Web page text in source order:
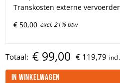
Transkosten externe
€ 50,00 excl. 21% btw
Totaal: € 119,79
€ 99,00
In winkelwagen